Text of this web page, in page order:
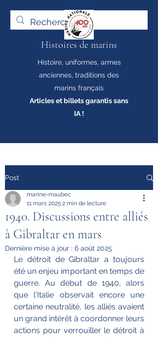
Histoires de marins
Histoire, uniformes, armes
anciennes, traditions des
marins français
Articles et billets garantis sans
IA !
Post
1940. Discussions entre alliés
à Gibraltar en mars
marine-maubec
11 mars 2025 2 min de lecture
Dernière mise à jour : 6 août 2025
Le détroit de Gibraltar a toujours
été un enjeu important en temps de
guerre. Au début de 1940, alors
que l'Italie observait encore une
certaine neutralité, les alliés avaient
un grand intérêt à coordonner leurs
actions pour verrouiller le détroit à